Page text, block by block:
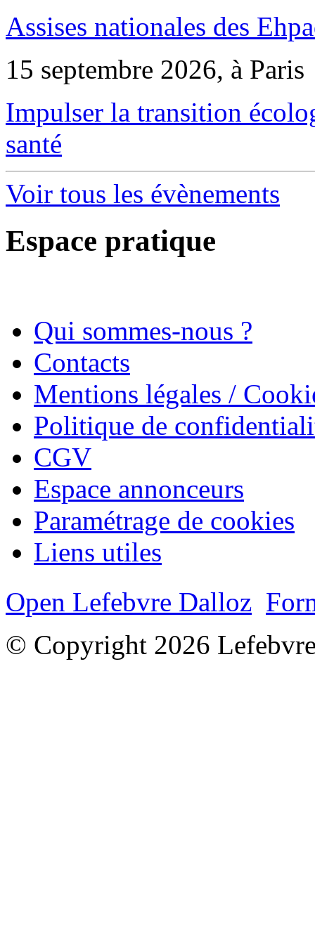
Assises nationales des
15 septembre 2026, à Paris
Impulser la transition
santé
Voir tous les évènements
Espace pratique
Qui sommes-nous ?
Contacts
Mentions légales /
Politique de
CGV
Espace annonceurs
Paramétrage de cookies
Liens utiles
Open Lefebvre Dalloz
© Copyright 2026